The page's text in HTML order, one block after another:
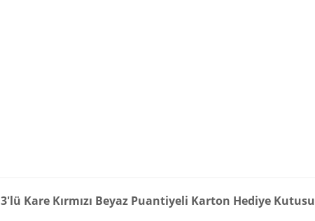
3'lü Kare Kırmızı Beyaz Puantiyeli Karton Hediye Kutusu